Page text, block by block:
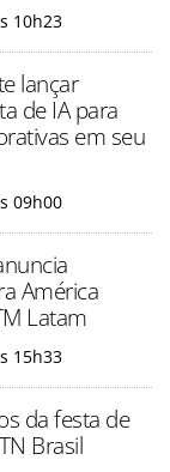
10h23
lançar
de IA para
em seu
09h00
América
Latam
15h33
da festa de
Brasil